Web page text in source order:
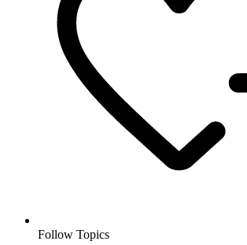
Follow Topics